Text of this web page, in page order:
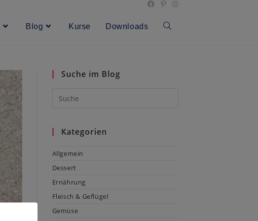
Blog Kurse Downloads Toggle
Suche im Blog
Kategorien
Allgemein
Dessert
Ernährung
Fleisch & Geflügel
Gemüse